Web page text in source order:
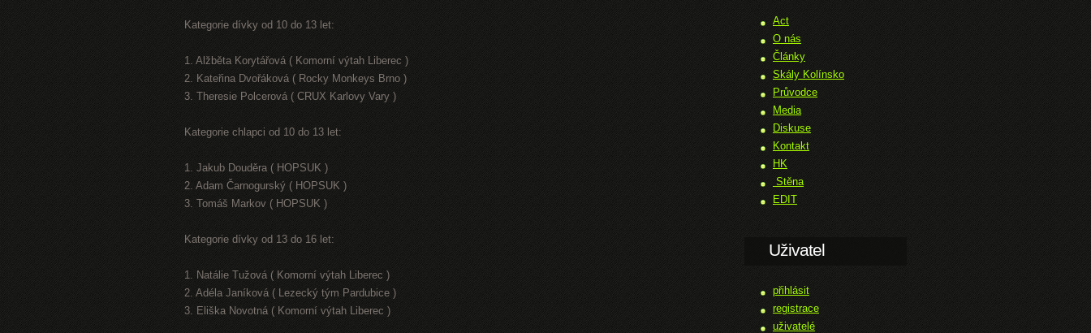
Kategorie dívky od 10 do 13 let:
1. Alžběta Korytářová ( Komorní výtah Liberec )
2. Kateřina Dvořáková ( Rocky Monkeys Brno )
3. Theresie Polcerová ( CRUX Karlovy Vary )
Kategorie chlapci od 10 do 13 let:
1. Jakub Douděra ( HOPSUK )
2. Adam Čarnogurský ( HOPSUK )
3. Tomáš Markov ( HOPSUK )
Kategorie dívky od 13 do 16 let:
1. Natálie Tužová ( Komorní výtah Liberec )
2. Adéla Janíková ( Lezecký tým Pardubice )
3. Eliška Novotná ( Komorní výtah Liberec )
Act
O nás
Články
Skály Kolínsko
Průvodce
Media
Diskuse
Kontakt
HK
Stěna
EDIT
Uživatel
přihlásit
registrace
uživatelé